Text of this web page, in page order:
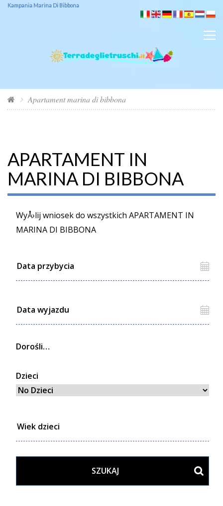
Kampania Marina Di Bibbona
Apartament marina di bibbona
APARTAMENT IN
MARINA DI BIBBONA
WyÅ›lij wniosek do wszystkich APARTAMENT IN
MARINA DI BIBBONA
Dorośli
Dzieci